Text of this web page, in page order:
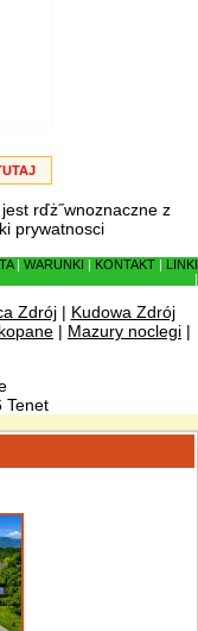
rďż˝wnoznaczne z
prywatnosci
| WARUNKI KONTAKT
LINKI
Zdrój| Kudowa Zdrój
| Mazury noclegi |
Tenet